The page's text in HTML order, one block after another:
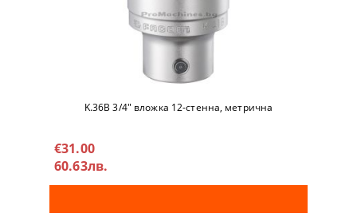
K.36B 3/4" вложкa 12-стeннa, метричнa
€31.00
60.63лв.